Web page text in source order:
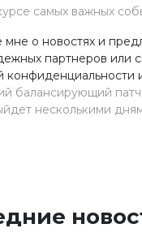
самых важных
о новостях и
партнеров или
конфиденциальности
балансирующий патч
несколькими